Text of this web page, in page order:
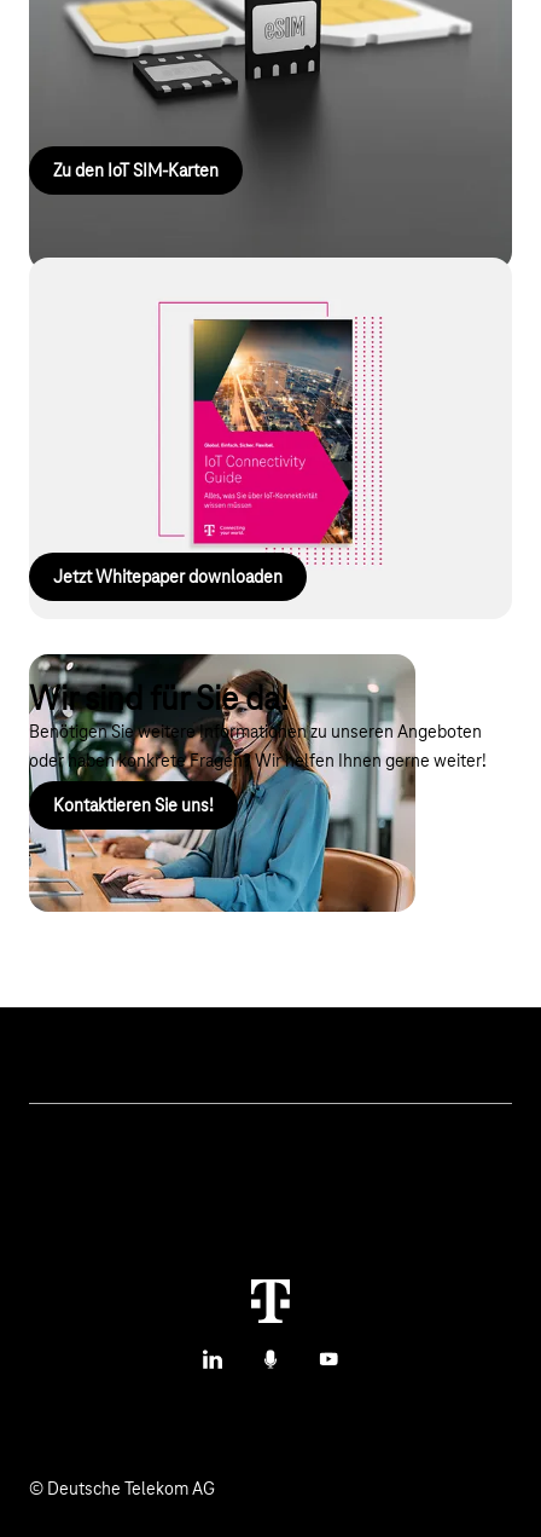
SIM-Karten sind das Herzstück jeder mobilen Kommunikation.
Wir bieten Ihnen neben den klassischen Plug-In-SIMs und SIM-
Chips zum Einlöten auch Lösungen mit Sonderfunktionalitäten
wie eSIM und die extrem kosteneffiziente nuSIM an.
Zu den IoT SIM-Karten
IoT Connectivity Guide
Sie möchten mehr darüber erfahren, worauf Sie bei der
Vernetzung Ihrer Produkte via Mobilfunk achten müssen?
Welche Hürden bei einem internationalen Roll-out zu
umschiffen sind? Oder wie Sie Ihre IoT-Komponenten
verwalten? Alle Antworten finden Sie in unserem kostenlosen
Whitepaper „IoT Connectivity Guide“.
Jetzt Whitepaper downloaden
Wir sind für Sie da!
Benötigen Sie weitere Informationen zu unseren Angeboten
oder haben konkrete Fragen? Wir helfen Ihnen gerne weiter!
Kontaktieren Sie uns!
LinkedInPodcastsYouTube
© Deutsche Telekom AG